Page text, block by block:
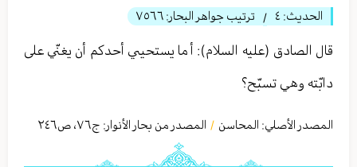
الحديث: ٤ / ترتيب جواهر البحار: ٧٥٦٦
قال الصادق (عليه السلام): أ ما يستحیي أحدكم أن يغنّي على
دابّته وهي تسبّح؟
المصدر الأصلي: المحاسن / المصدر من بحار الأنوار: ج٧٦، ص٢٤٦